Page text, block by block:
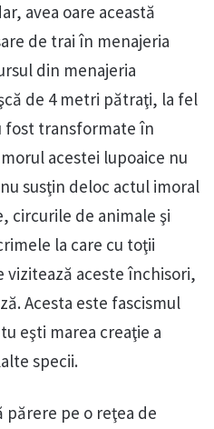
avea oare această
de trai în menajeria
din menajeria
de 4 metri pătraţi, la fel
fost transformate în
acestei lupoaice nu
susţin deloc actul imoral
circurile de animale şi
la care cu toţii
vizitează aceste închisori,
Acesta este fascismul
eşti marea creaţie a
specii.
părere pe o reţea de